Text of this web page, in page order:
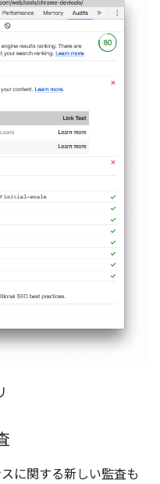
に関する新しい監査も